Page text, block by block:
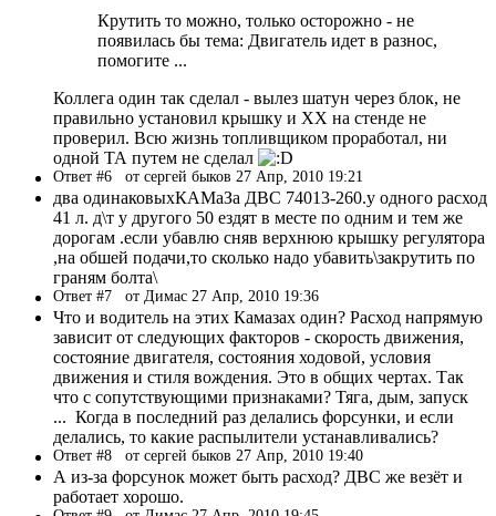
Крутить то можно, только осторожно - не
появилась бы тема: Двигатель идет в разнос,
помогите ...
Коллега один так сделал - вылез шатун через блок, не
правильно установил крышку и ХХ на стенде не
проверил. Всю жизнь топливщиком проработал, ни
одной ТА путем не сделал
Ответ #6 от сергей быков 27 Апр, 2010 19:21
два одинаковыхКАМаЗа ДВС 74013-260.у одного расход
41 л. д\т у другого 50 ездят в месте по одним и тем же
дорогам .если убавлю сняв верхнюю крышку регулятора
,на обшей подачи,то сколько надо убавить\закрутить по
граням болта\
Ответ #7 от Димас 27 Апр, 2010 19:36
Что и водитель на этих Камазах один? Расход напрямую
зависит от следующих факторов - скорость движения,
состояние двигателя, состояния ходовой, условия
движения и стиля вождения. Это в общих чертах. Так
что с сопутствующими признаками? Тяга, дым, запуск
... Когда в последний раз делались форсунки, и если
делались, то какие распылители устанавливались?
Ответ #8 от сергей быков 27 Апр, 2010 19:40
А из-за форсунок может быть расход? ДВС же везёт и
работает хорошо.